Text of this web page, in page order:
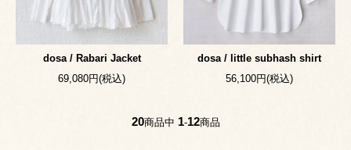
dosa / Rabari Jacket
69,080円(税込)
dosa / little subhash shirt
56,100円(税込)
20商品中 1-12商品